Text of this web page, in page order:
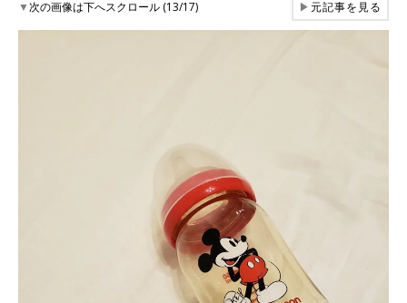
▼次の画像は下へスクロール (13/17) ▶元記事を見る